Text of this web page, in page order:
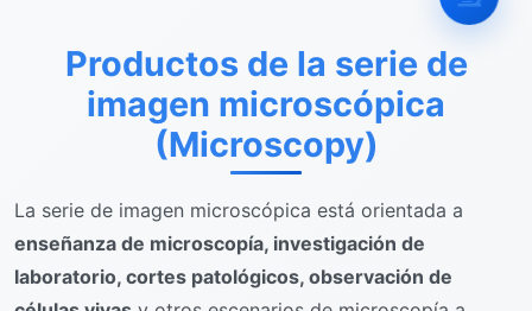
Productos de la serie de
imagen microscópica
(Microscopy)
La serie de imagen microscópica está orientada a
enseñanza de microscopía, investigación de
laboratorio, cortes patológicos, observación de